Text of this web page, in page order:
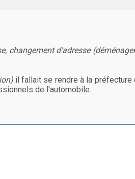
changement d'adresse
il fallait se rendre à la préfecture
de l'automobile.